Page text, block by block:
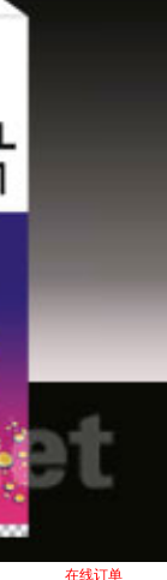
在线订单